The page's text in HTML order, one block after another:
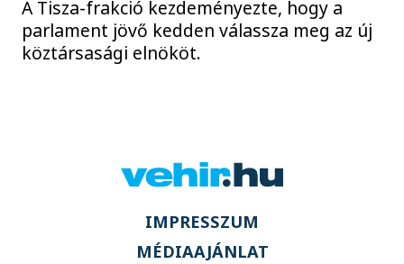
A Tisza-frakció kezdeményezte, hogy a
parlament jövő kedden válassza meg az új
köztársasági elnököt.
IMPRESSZUM
MÉDIAAJÁNLAT